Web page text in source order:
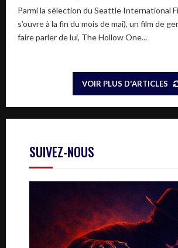
Parmi la sélection du Seattle International
s’ouvre à la fin du mois de mai), un film de
faire parler de lui, The Hollow One...
VOIR PLUS D'ARTICLES
SUIVEZ-NOUS